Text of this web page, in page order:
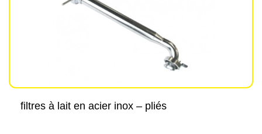
filtres à lait en acier inox – pliés